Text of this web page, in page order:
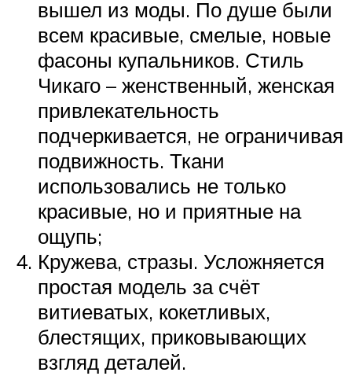
вышел из моды. По душе были
всем красивые, смелые, новые
фасоны купальников. Стиль
Чикаго – женственный, женская
привлекательность
подчеркивается, не ограничивая
подвижность. Ткани
использовались не только
красивые, но и приятные на
ощупь;
Кружева, стразы. Усложняется
простая модель за счёт
витиеватых, кокетливых,
блестящих, приковывающих
взгляд деталей.